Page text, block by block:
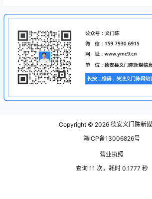
Copyright © 2026 德安义门陈新
赣ICP备13006826号
营业执照
查询 11 次，耗时 0.1777 秒